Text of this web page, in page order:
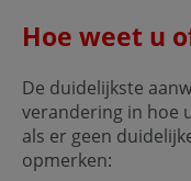
Hoe weet u
De duidelijkste
verandering in hoe
als er geen
opmerken: